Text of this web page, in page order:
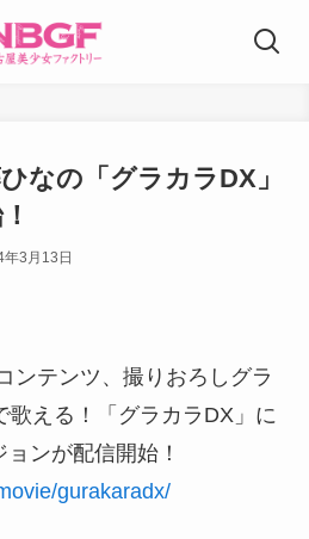
なの「グラカラDX」
3月13日
ンテンツ、撮りおろしグラ
歌える！「グラカラDX」に
ンが配信開始！
gurakaradx/